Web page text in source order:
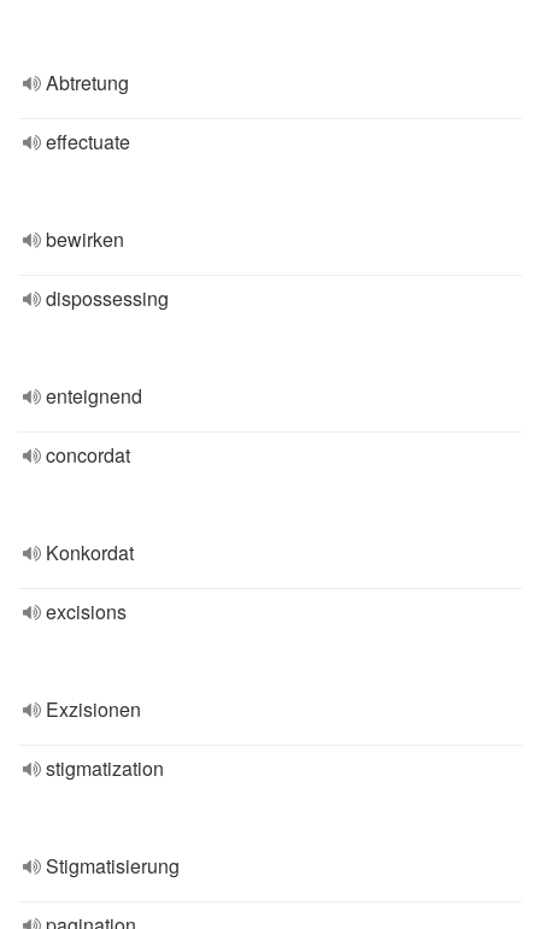
Abtretung
effectuate
bewirken
dispossessing
enteignend
concordat
Konkordat
excisions
Exzisionen
stigmatization
Stigmatisierung